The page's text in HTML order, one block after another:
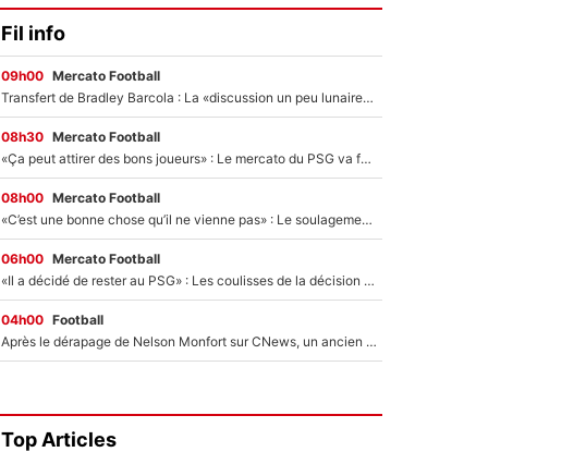
Fil info
09h00 Mercato Football
Transfert de Bradley Barcola : La «discussion un peu lunaire» qui l'a convaincu de quitter le PSG, son entourage est pointé du doigt
08h30 Mercato Football
«Ça peut attirer des bons joueurs» : Le mercato du PSG va faire des victimes dans l'effectif de Luis Enrique ?
08h00 Mercato Football
«C’est une bonne chose qu’il ne vienne pas» : Le soulagement de l'After Foot après le transfert avorté de Yan Diomandé au PSG
06h00 Mercato Football
«Il a décidé de rester au PSG» : Les coulisses de la décision de Lucas Chevalier pour son transfert
04h00 Football
Après le dérapage de Nelson Monfort sur CNews, un ancien journaliste de France Télévisions relance la polémique sur les incendies en Gironde
Top Articles